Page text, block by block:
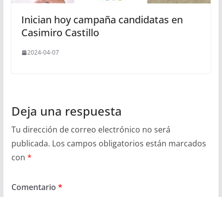
Inician hoy campaña candidatas en
Casimiro Castillo
2024-04-07
Deja una respuesta
Tu dirección de correo electrónico no será
publicada. Los campos obligatorios están marcados
con *
Comentario *